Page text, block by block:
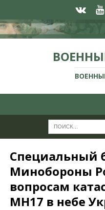
Специальный
Минобороны
вопросам
MH17 в небе